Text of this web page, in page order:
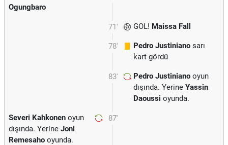
Ogungbaro
71' GOL! Maissa Fall
78' Pedro Justiniano sarı
kart gördü
83' Pedro Justiniano oyun
dışında. Yerine Yassin
Daoussi oyunda.
87'
Severi Kahkonen oyun
dışında. Yerine Joni
Remesaho oyunda.